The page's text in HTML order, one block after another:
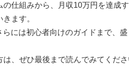
仕組みから、月収10万円を達成
ます。
には初心者向けのガイドまで、
、ぜひ最後まで読んでみてくださ